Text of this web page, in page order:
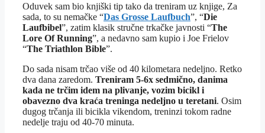
Oduvek sam bio knjiški tip tako da treniram uz knjige, Za
sada, to su nemačke “Das Grosse Laufbuch”, “Die
Laufbibel”, zatim klasik stručne trkačke javnosti “The
Lore Of Running”, a nedavno sam kupio i Joe Frielov
“The Triathlon Bible”.
Do sada nisam trčao više od 40 kilometara nedeljno. Retko
dva dana zaredom. Treniram 5-6x sedmično, danima
kada ne trčim idem na plivanje, vozim bicikl i
obavezno dva kraća treninga nedeljno u teretani. Osim
dugog trčanja ili bicikla vikendom, treninzi tokom radne
nedelje traju od 40-70 minuta.